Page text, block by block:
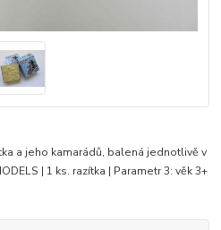
a jeho kamarádů, balená jednotlivě v
| 1 ks. razítka | Parametr 3: věk 3+